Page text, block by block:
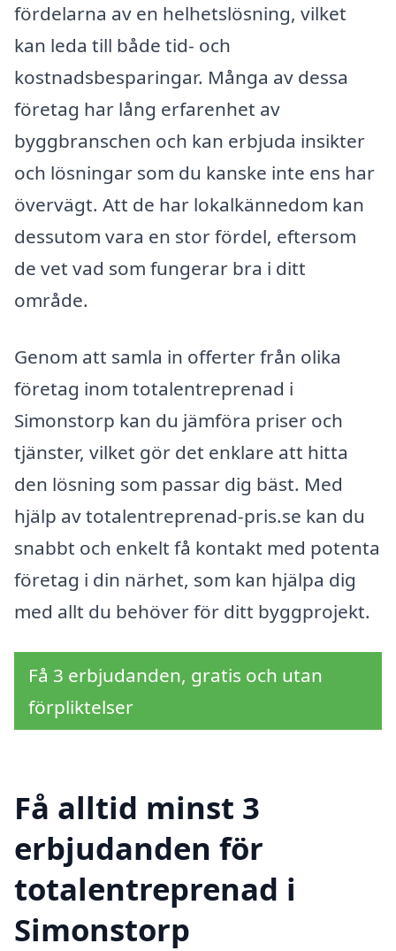
fördelarna av en helhetslösning, vilket
kan leda till både tid- och
kostnadsbesparingar. Många av dessa
företag har lång erfarenhet av
byggbranschen och kan erbjuda insikter
och lösningar som du kanske inte ens har
övervägt. Att de har lokalkännedom kan
dessutom vara en stor fördel, eftersom
de vet vad som fungerar bra i ditt
område.
Genom att samla in offerter från olika
företag inom totalentreprenad i
Simonstorp kan du jämföra priser och
tjänster, vilket gör det enklare att hitta
den lösning som passar dig bäst. Med
hjälp av totalentreprenad-pris.se kan du
snabbt och enkelt få kontakt med potenta
företag i din närhet, som kan hjälpa dig
med allt du behöver för ditt byggprojekt.
Få 3 erbjudanden, gratis och utan
förpliktelser
Få alltid minst 3
erbjudanden för
totalentreprenad i
Simonstorp